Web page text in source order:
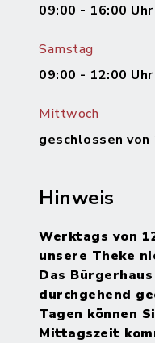
09:00 - 16:00 Uhr
Samstag
09:00 - 12:00
Mittwoch
geschlossen von
Hinweis
Werktags von
unsere Theke
Das
durchgehend
Tagen können
Mittagszeit